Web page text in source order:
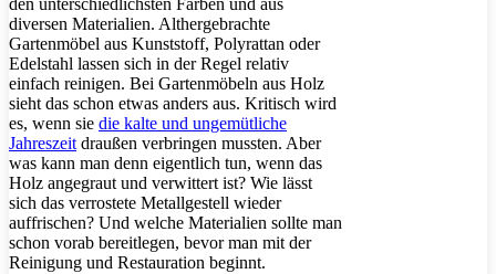
den unterschiedlichsten Farben und aus
diversen Materialien. Althergebrachte
Gartenmöbel aus Kunststoff, Polyrattan oder
Edelstahl lassen sich in der Regel relativ
einfach reinigen. Bei Gartenmöbeln aus Holz
sieht das schon etwas anders aus. Kritisch wird
es, wenn sie die kalte und ungemütliche
Jahreszeit draußen verbringen mussten. Aber
was kann man denn eigentlich tun, wenn das
Holz angegraut und verwittert ist? Wie lässt
sich das verrostete Metallgestell wieder
auffrischen? Und welche Materialien sollte man
schon vorab bereitlegen, bevor man mit der
Reinigung und Restauration beginnt.